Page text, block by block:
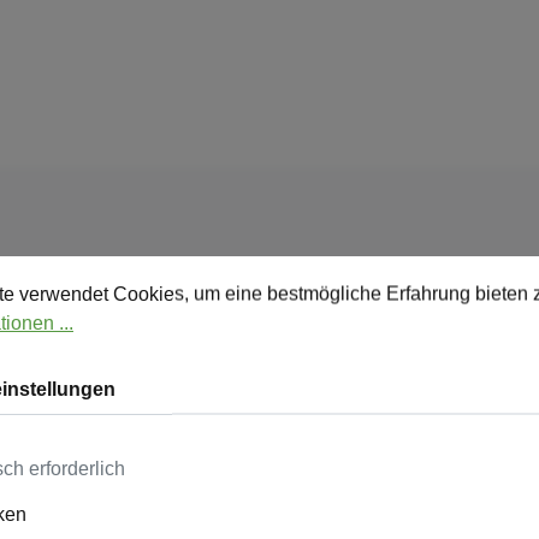
zu den
Cookies, um eine bestmögliche Erfahrung bieten zu
verwendet Cookies, um eine bestmögliche Erfahrung bieten
...
erforderlich